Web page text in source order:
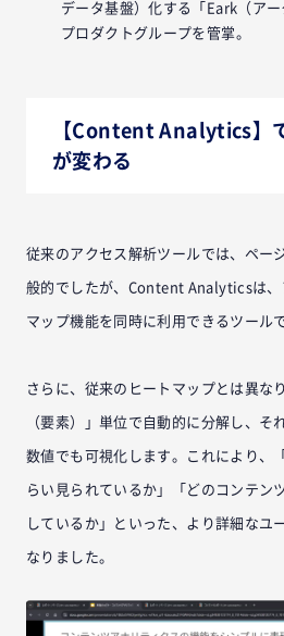
データ基盤）化する「Eark（ア
プロダクトグループを管掌。
【Content Analytics】
が変わる
従来のアクセス解析ツールでは、ペー
般的でしたが、Content Analyticsは、
マップ機能を同時に利用できるツール
さらに、従来のヒートマップとは異な
（要素）」単位で自動的に分解し、そ
数値でも可視化します。これにより、
らい見られているか」「どのコンテン
しているか」といった、より詳細なユ
なりました。